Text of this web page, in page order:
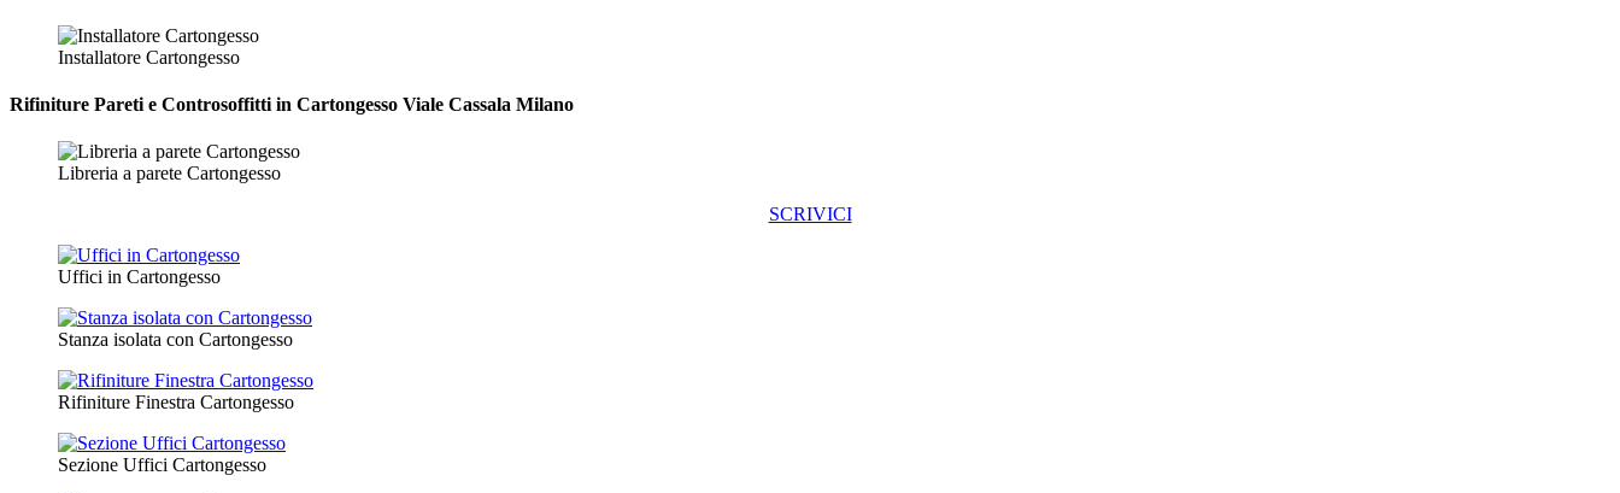
Installatore Cartongesso
Rifiniture Pareti e Controsoffitti in Cartongesso Viale Cassala Milano
Libreria a parete Cartongesso
SCRIVICI
Uffici in Cartongesso
Stanza isolata con Cartongesso
Rifiniture Finestra Cartongesso
Sezione Uffici Cartongesso